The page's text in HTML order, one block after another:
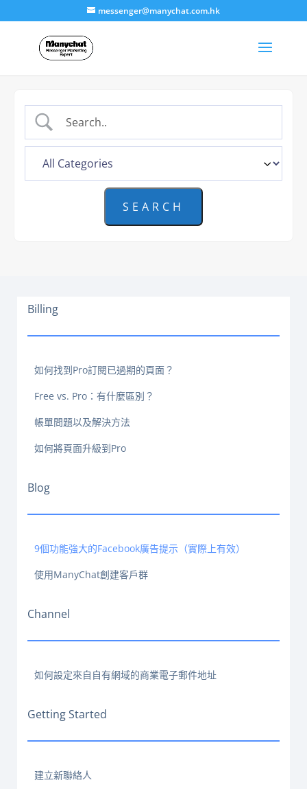
messenger@manychat.com.hk
Billing
如何找到Pro訂閱已過期的頁面？
Free vs. Pro：有什麼區別？
帳單問題以及解決方法
如何將頁面升級到Pro
Blog
9個功能強大的Facebook廣告提示（實際上有效）
使用ManyChat創建客戶群
Channel
如何設定來自自有網域的商業電子郵件地址
Getting Started
建立新聯絡人